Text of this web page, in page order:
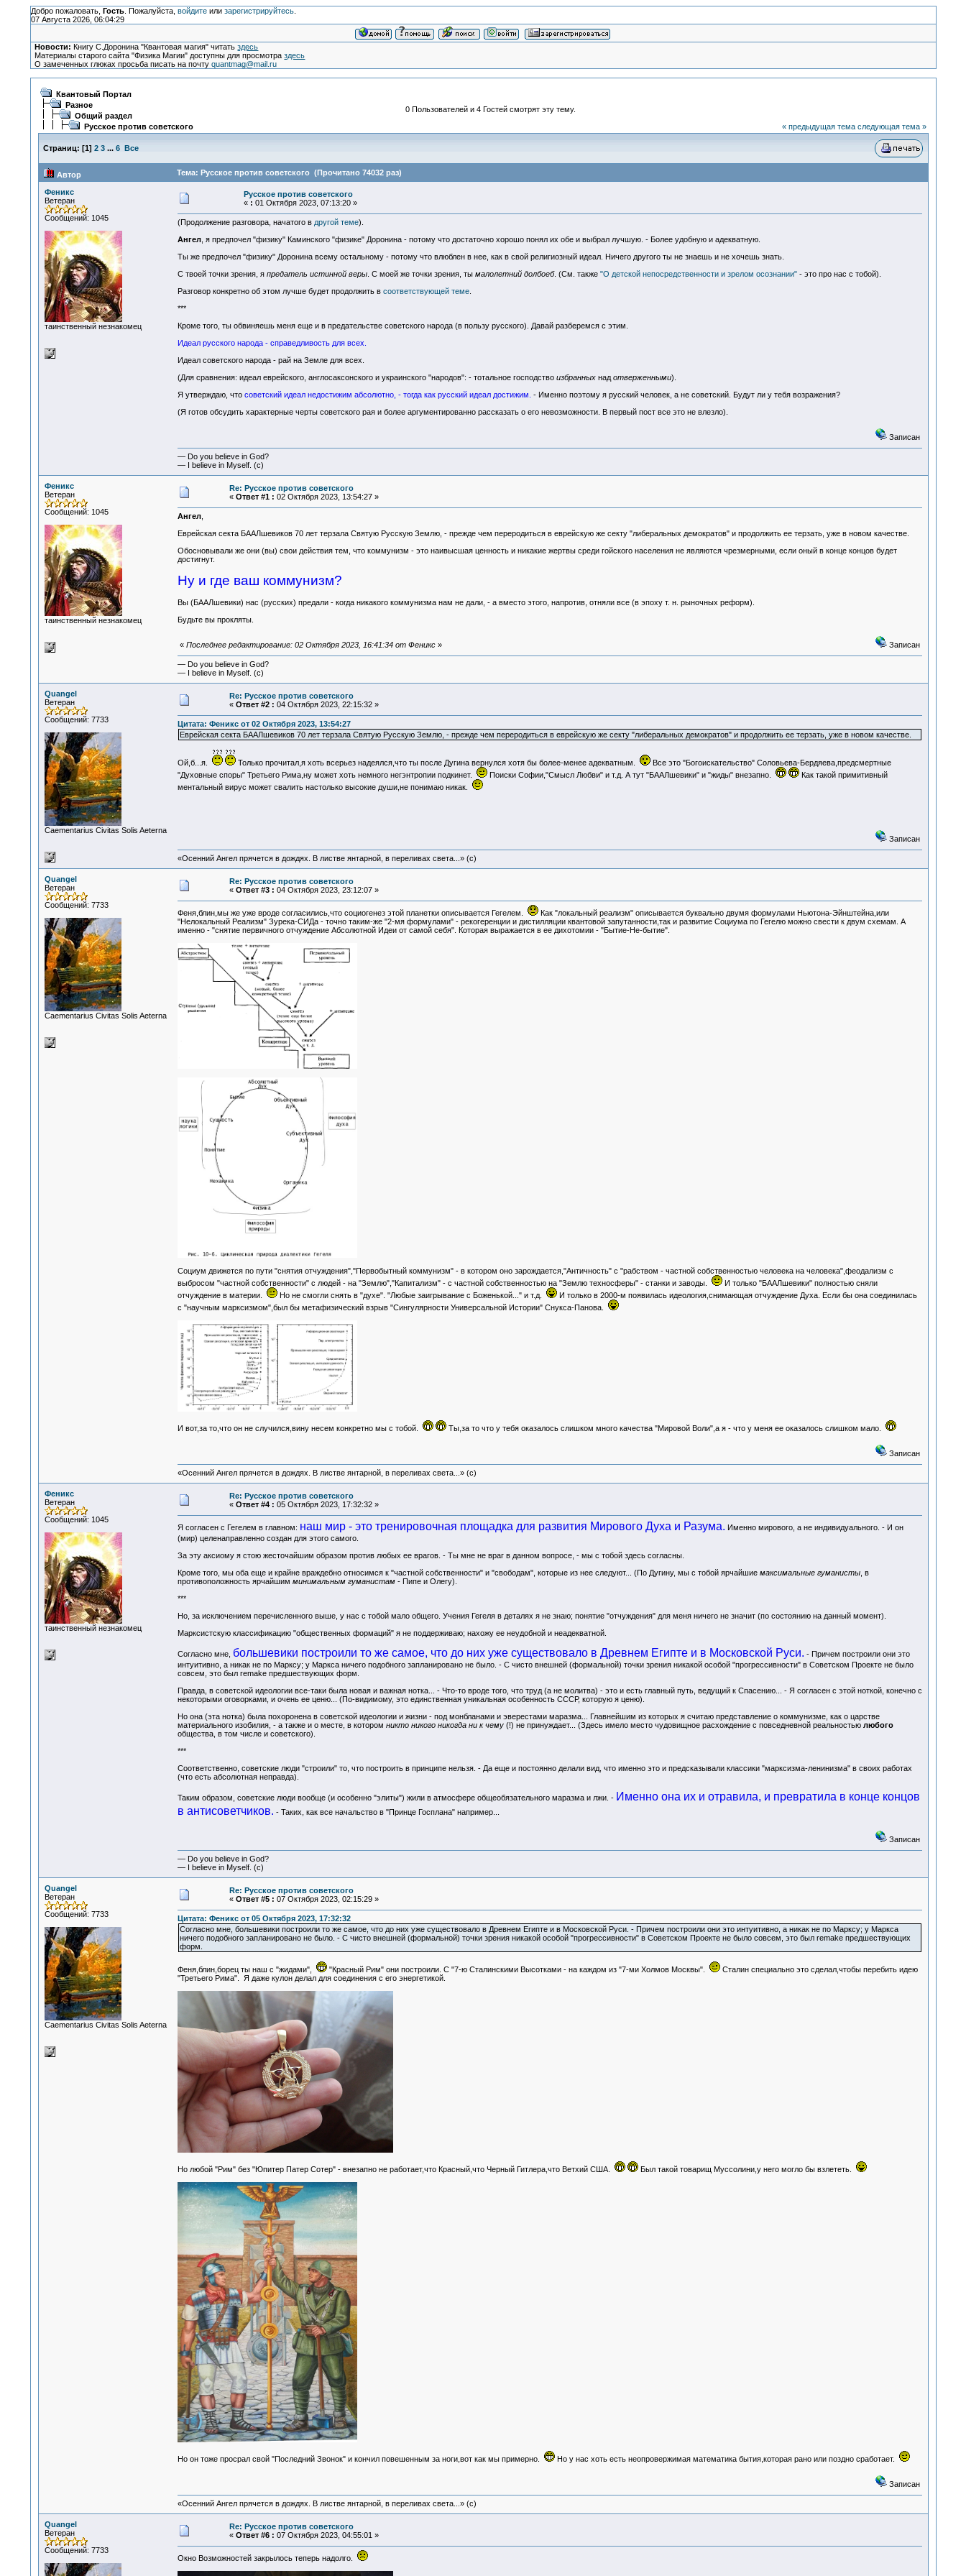
Добро пожаловать, Гость. Пожалуйста, войдитеили зарегистрируйтесь.
07 Августа 2026, 06:04:29
Новости: Книгу С.Доронина "Квантовая магия" читатьздесь
Материалы старого сайта "Физика Магии" доступны для просмотраздесь
О замеченных глюках просьба писать на почтуquantmag@mail.ru
Квантовый Портал
Разное
Общий раздел
Русское против советского
0 Пользователей и 4 Гостей смотрят эту тему.
« предыдущая тема следующая тема »
Страниц: [1] 2 3 ... 6 Все
Автор Тема: Русское против советского (Прочитано 74032 раз)
Феникс
Ветеран
Сообщений: 1045
таинственный незнакомец
Русское против советского
« : 01 Октября 2023, 07:13:20 »
(Продолжение разговора, начатого в другой теме).
Ангел, я предпочел "физику" Каминского "физике" Доронина - потому что достаточно хорошо понял их обе и выбрал лучшую. - Более удобную и адекватную.
Ты же предпочел "физику" Доронина всему остальному - потому что влюблен в нее, как в свой религиозный идеал. Ничего другого ты не знаешь и не хочешь знать.
С твоей точки зрения, я предатель истинной веры. С моей же точки зрения, ты малолетний долбоеб. (См. также "О детской непосредственности и зрелом осознании"- это про нас с тобой).
Разговор конкретно об этом лучше будет продолжить в соответствующей теме.
***
Кроме того, ты обвиняешь меня еще и в предательстве советского народа (в пользу русского). Давай разберемся с этим.
Идеал русского народа - справедливость для всех.
Идеал советского народа - рай на Земле для всех.
(Для сравнения: идеал еврейского, англосаксонского и украинского "народов": - тотальное господство избранныхнад отверженными).
Я утверждаю, что советский идеал недостижим абсолютно, - тогда как русский идеал достижим. - Именно поэтому я русский человек, а не советский. Будут ли у тебя возражения?
(Я готов обсудить характерные черты советского рая и более аргументированно рассказать о его невозможности. В первый пост все это не влезло).
Записан
— Do you believe in God?
— I believe in Myself. (c)
Феникс
Ветеран
Сообщений: 1045
таинственный незнакомец
Re: Русское против советского
« Ответ #1 : 02 Октября 2023, 13:54:27 »
Ангел,
Еврейская секта БААЛшевиков 70 лет терзала Святую Русскую Землю, - прежде чем переродиться в еврейскую же секту "либеральных демократов" и продолжить ее терзать, уже в новом качестве.
Обосновывали же они (вы) свои действия тем, что коммунизм - это наивысшая ценность и никакие жертвы среди гойского населения не являются чрезмерными, если оный в конце концов будет
достигнут.
Ну и где ваш коммунизм?
Вы (БААЛшевики) нас (русских) предали - когда никакого коммунизма нам не дали, - а вместо этого, напротив, отняли все (в эпоху т. н. рыночных реформ).
Будьте вы прокляты.
« Последнее редактирование: 02 Октября 2023, 16:41:34 от Феникс» Записан
— Do you believe in God?
— I believe in Myself. (c)
Quangel
Ветеран
Сообщений: 7733
Сaementarius Civitas Solis Aeterna
Re: Русское против советского
« Ответ #2 : 04 Октября 2023, 22:15:32 »
Цитата: Феникс от 02 Октября 2023, 13:54:27
Еврейская секта БААЛшевиков 70 лет терзала Святую Русскую Землю, - прежде чем переродиться в еврейскую же секту "либеральных демократов" и продолжить ее терзать, уже в новом качестве.
Ой,б...я. Только прочитал,я хоть всерьез надеялся,что ты после Дугина вернулся хотя бы более-менее адекватным.
Все это "Богоискательство" Соловьева-Бердяева,предсмертные
"Духовные споры" Третьего Рима,ну может хоть немного негэнтропии подкинет.
Поиски Софии,"Смысл Любви" и т.д. А тут "БААЛшевики" и "жиды" внезапно.
Как такой примитивный
ментальный вирус может свалить настолько высокие души,не понимаю никак.
Записан
«Осенний Ангел прячется в дождях. В листве янтарной, в переливах света...» (c)
Quangel
Ветеран
Сообщений: 7733
Сaementarius Civitas Solis Aeterna
Re: Русское против советского
« Ответ #3 : 04 Октября 2023, 23:12:07 »
Феня,блин,мы же уже вроде согласились,что социогенез этой планетки описывается Гегелем.
Как "локальный реализм" описывается буквально двумя формулами Ньютона-Эйнштейна,или
"Нелокальный Реализм" Зурека-СИДа - точно таким-же "2-мя формулами" - рекогеренции и дистилляции квантовой запутанности,так и развитие Социума по Гегелю можно свести к двум схемам. А
именно - "снятие первичного отчуждение Абсолютной Идеи от самой себя". Которая выражается в ее дихотомии - "Бытие-Не-бытие".
Социум движется по пути "снятия отчуждения","Первобытный коммунизм" - в котором оно зарождается,"Античность" с "рабством - частной собственностью человека на человека",феодализм с
выбросом "частной собственности" с людей - на "Землю","Капитализм" - с частной собственностью на "Землю техносферы" - станки и заводы.
И только "БААЛшевики" полностью сняли
отчуждение в материи.
Но не смогли снять в "духе". "Любые заигрывание с Боженькой..." и т.д.
И только в 2000-м появилась идеология,снимающая отчуждение Духа. Если бы она соединилась
с "научным марксизмом",был бы метафизический взрыв "Сингулярности Универсальной Истории" Снукса-Панова.
И вот,за то,что он не случился,вину несем конкретно мы с тобой. Ты,за то что у тебя оказалось слишком много качества "Мировой Воли",а я - что у меня ее оказалось слишком мало.
Записан
«Осенний Ангел прячется в дождях. В листве янтарной, в переливах света...» (c)
Феникс
Ветеран
Сообщений: 1045
таинственный незнакомец
Re: Русское против советского
« Ответ #4 : 05 Октября 2023, 17:32:32 »
Я согласен с Гегелем в главном: наш мир - это тренировочная площадка для развития Мирового Духа и Разума. Именно мирового, а не индивидуального. - И он
(мир) целенаправленно создан для этого самого.
За эту аксиому я стою жесточайшим образом против любых ее врагов. - Ты мне не враг в данном вопросе, - мы с тобой здесь согласны.
Кроме того, мы оба еще и крайне враждебно относимся к "частной собственности" и "свободам", которые из нее следуют... (По Дугину, мы с тобой ярчайшие максимальные гуманисты, в
противоположность ярчайшим минимальным гуманистам- Пипе и Олегу).
***
Но, за исключением перечисленного выше, у нас с тобой мало общего. Учения Гегеля в деталях я не знаю; понятие "отчуждения" для меня ничего не значит (по состоянию на данный момент).
Марксистскую классификацию "общественных формаций" я не поддерживаю; нахожу ее неудобной и неадекватной.
Согласно мне, большевики построили то же самое, что до них уже существовало в Древнем Египте и в Московской Руси. - Причем построили они это
интуитивно, а никак не по Марксу; у Маркса ничего подобного запланировано не было. - С чисто внешней (формальной) точки зрения никакой особой "прогрессивности" в Советском Проекте не было
совсем, это был remake предшествующих форм.
Правда, в советской идеологии все-таки была новая и важная нотка... - Что-то вроде того, что труд (а не молитва) - это и есть главный путь, ведущий к Спасению... - Я согласен с этой ноткой, конечно с
некоторыми оговорками, и очень ее ценю... (По-видимому, это единственная уникальная особенность СССР, которую я ценю).
Но она (эта нотка) была похоронена в советской идеологии и жизни - под монбланами и эверестами маразма... Главнейшим из которых я считаю представление о коммунизме, как о царстве
материального изобилия, - а также и о месте, в котором никто никого никогда ни к чему(!) не принуждает... (Здесь имело место чудовищное расхождение с повседневной реальностью любого
общества, в том числе и советского).
***
Соответственно, советские люди "строили" то, что построить в принципе нельзя. - Да еще и постоянно делали вид, что именно это и предсказывали классики "марксизма-ленинизма" в своих работах
(что есть абсолютная неправда).
Таким образом, советские люди вообще (и особенно "элиты") жили в атмосфере общеобязательного маразма и лжи. - Именно она их и отравила, и превратила в конце концов
в антисоветчиков. - Таких, как все начальство в "Принце Госплана" например...
Записан
— Do you believe in God?
— I believe in Myself. (c)
Quangel
Ветеран
Сообщений: 7733
Сaementarius Civitas Solis Aeterna
Re: Русское против советского
« Ответ #5 : 07 Октября 2023, 02:15:29 »
Цитата: Феникс от 05 Октября 2023, 17:32:32
Согласно мне, большевики построили то же самое, что до них уже существовало в Древнем Египте и в Московской Руси. - Причем построили они это интуитивно, а никак не по Марксу; у Маркса
ничего подобного запланировано не было. - С чисто внешней (формальной) точки зрения никакой особой "прогрессивности" в Советском Проекте не было совсем, это был remake предшествующих
форм.
Феня,блин,борец ты наш с "жидами", "Красный Рим" они построили. С "7-ю Сталинскими Высотками - на каждом из "7-ми Холмов Москвы".
Сталин специально это сделал,чтобы перебить идею
"Третьего Рима". Я даже кулон делал для соединения с его энергетикой.
Но любой "Рим" без "Юпитер Патер Сотер" - внезапно не работает,что Красный,что Черный Гитлера,что Ветхий США. Был такой товарищ Муссолини,у него могло бы взлететь.
Но он тоже просрал свой "Последний Звонок" и кончил повешенным за ноги,вот как мы примерно. Но у нас хоть есть неопровержимая математика бытия,которая рано или поздно сработает.
Записан
«Осенний Ангел прячется в дождях. В листве янтарной, в переливах света...» (c)
Quangel
Ветеран
Сообщений: 7733
Re: Русское против советского
« Ответ #6 : 07 Октября 2023, 04:55:01 »
Окно Возможностей закрылось теперь надолго.